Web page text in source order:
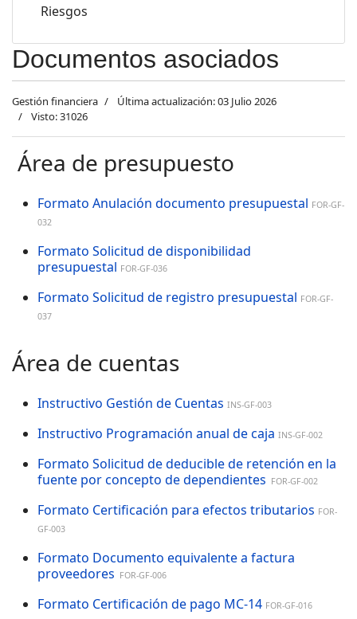
Riesgos
Documentos asociados
Gestión financiera
Última actualización: 03 Julio 2026
Visto: 31026
Área de presupuesto
Formato Anulación documento presupuestal FOR-GF-
032
Formato Solicitud de disponibilidad
presupuestal FOR-GF-036
Formato Solicitud de registro presupuestal FOR-GF-
037
Área de cuentas
Instructivo Gestión de Cuentas INS-GF-003
Instructivo Programación anual de caja INS-GF-002
Formato Solicitud de deducible de retención en la
fuente por concepto de dependientes FOR-GF-002
Formato Certificación para efectos tributarios FOR-
GF-003
Formato Documento equivalente a factura
proveedores FOR-GF-006
Formato Certificación de pago MC-14 FOR-GF-016